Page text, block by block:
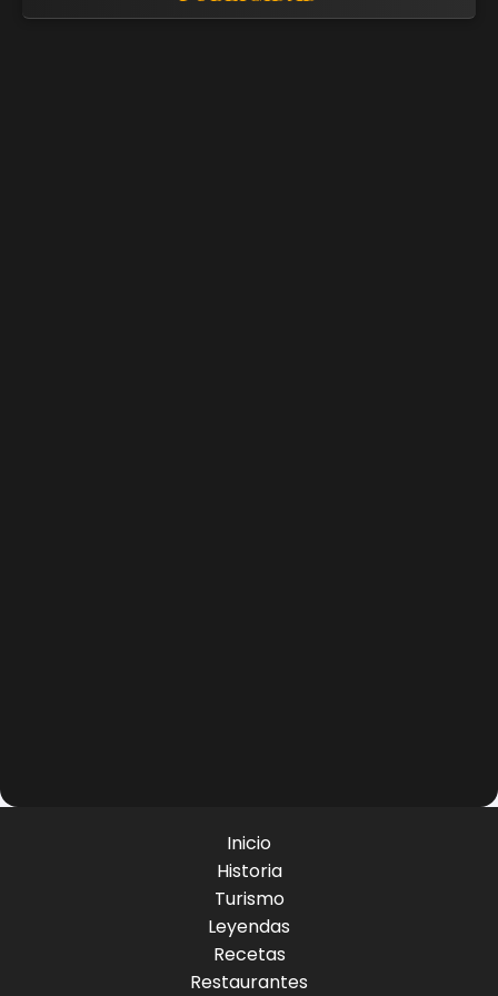
Inicio
Historia
Turismo
Leyendas
Recetas
Restaurantes